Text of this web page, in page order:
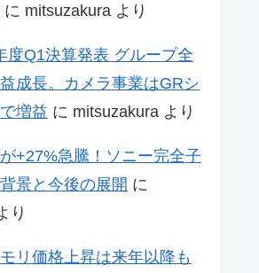
に mitsuzakura より
度Q1決算発表 グループ全
成長。カメラ事業はGRシ
増益 に mitsuzakura より
+27%急騰！ソニー完全子
景と今後の展開 に
り
リ価格上昇は来年以降も